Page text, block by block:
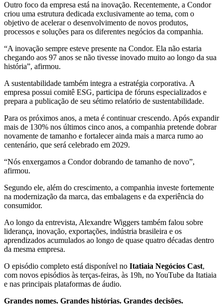
Outro foco da empresa está na inovação. Recentemente, a Condor
criou uma estrutura dedicada exclusivamente ao tema, com o
objetivo de acelerar o desenvolvimento de novos produtos,
processos e soluções para os diferentes negócios da companhia.
“A inovação sempre esteve presente na Condor. Ela não estaria
chegando aos 97 anos se não tivesse inovado muito ao longo da sua
história”, afirmou.
A sustentabilidade também integra a estratégia corporativa. A
empresa possui comitê ESG, participa de fóruns especializados e
prepara a publicação de seu sétimo relatório de sustentabilidade.
Para os próximos anos, a meta é continuar crescendo. Após expandir
mais de 130% nos últimos cinco anos, a companhia pretende dobrar
novamente de tamanho e fortalecer ainda mais a marca rumo ao
centenário, que será celebrado em 2029.
“Nós enxergamos a Condor dobrando de tamanho de novo”,
afirmou.
Segundo ele, além do crescimento, a companhia investe fortemente
na modernização da marca, das embalagens e da experiência do
consumidor.
Ao longo da entrevista, Alexandre Wiggers também falou sobre
liderança, inovação, exportações, indústria brasileira e os
aprendizados acumulados ao longo de quase quatro décadas dentro
da mesma empresa.
O episódio completo está disponível no Itatiaia Negócios Cast,
com novos episódios às terças-feiras, às 19h, no YouTube da Itatiaia
e nas principais plataformas de áudio.
Grandes nomes. Grandes histórias. Grandes decisões.